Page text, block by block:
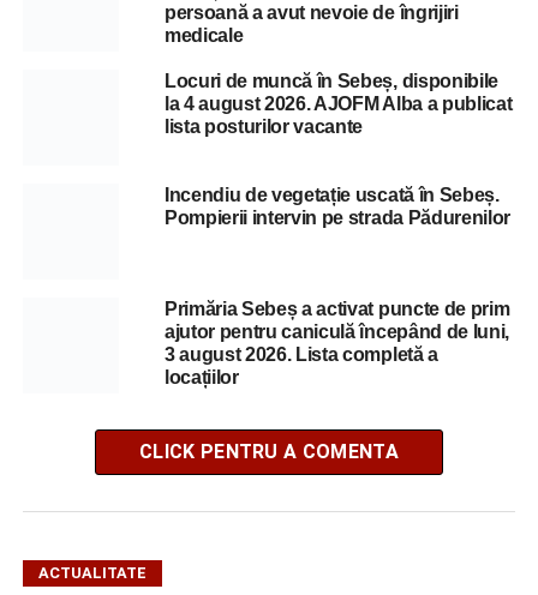
persoană a avut nevoie de îngrijiri
medicale
Locuri de muncă în Sebeș, disponibile
la 4 august 2026. AJOFM Alba a publicat
lista posturilor vacante
Incendiu de vegetație uscată în Sebeș.
Pompierii intervin pe strada Pădurenilor
Primăria Sebeș a activat puncte de prim
ajutor pentru caniculă începând de luni,
3 august 2026. Lista completă a
locațiilor
CLICK PENTRU A COMENTA
ACTUALITATE